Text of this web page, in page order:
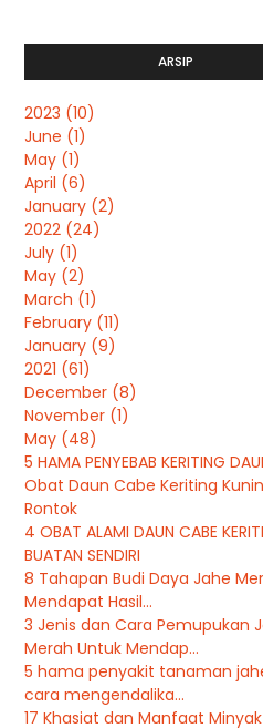
ARSIP
2023 (10)
June (1)
May (1)
April (6)
January (2)
2022 (24)
July (1)
May (2)
March (1)
February (11)
January (9)
2021 (61)
December (8)
November (1)
May (48)
5 HAMA PENYEBAB KERITING
Obat Daun Cabe Keriting
Rontok
4 OBAT ALAMI DAUN CABE
BUATAN SENDIRI
8 Tahapan Budi Daya Jahe
Mendapat Hasil...
3 Jenis dan Cara Pemupukan
Merah Untuk Mendap...
5 hama penyakit tanaman
cara mengendalika...
17 Khasiat dan Manfaat